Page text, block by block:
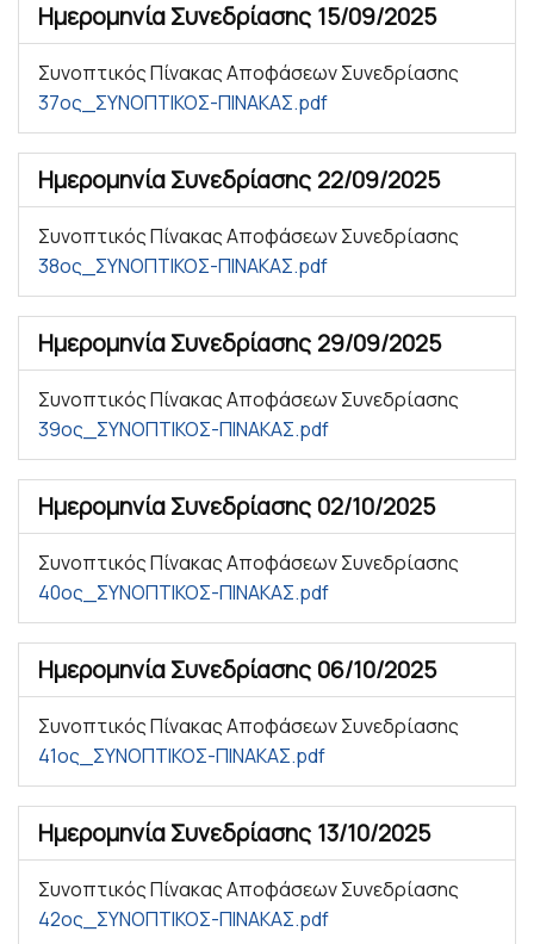
Ημερομηνία Συνεδρίασης 15/09/2025
Συνοπτικός Πίνακας Αποφάσεων Συνεδρίασης
37ος_ΣΥΝΟΠΤΙΚΟΣ-ΠΙΝΑΚΑΣ.pdf
Ημερομηνία Συνεδρίασης 22/09/2025
Συνοπτικός Πίνακας Αποφάσεων Συνεδρίασης
38ος_ΣΥΝΟΠΤΙΚΟΣ-ΠΙΝΑΚΑΣ.pdf
Ημερομηνία Συνεδρίασης 29/09/2025
Συνοπτικός Πίνακας Αποφάσεων Συνεδρίασης
39ος_ΣΥΝΟΠΤΙΚΟΣ-ΠΙΝΑΚΑΣ.pdf
Ημερομηνία Συνεδρίασης 02/10/2025
Συνοπτικός Πίνακας Αποφάσεων Συνεδρίασης
40ος_ΣΥΝΟΠΤΙΚΟΣ-ΠΙΝΑΚΑΣ.pdf
Ημερομηνία Συνεδρίασης 06/10/2025
Συνοπτικός Πίνακας Αποφάσεων Συνεδρίασης
41ος_ΣΥΝΟΠΤΙΚΟΣ-ΠΙΝΑΚΑΣ.pdf
Ημερομηνία Συνεδρίασης 13/10/2025
Συνοπτικός Πίνακας Αποφάσεων Συνεδρίασης
42ος_ΣΥΝΟΠΤΙΚΟΣ-ΠΙΝΑΚΑΣ.pdf